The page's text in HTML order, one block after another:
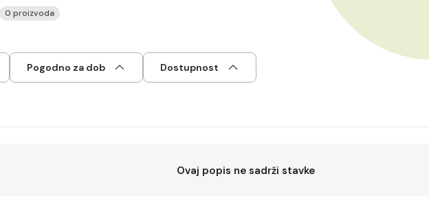
0 proizvoda
Pogodno za dob Dostupnost
Ovaj popis ne sadrži stavke